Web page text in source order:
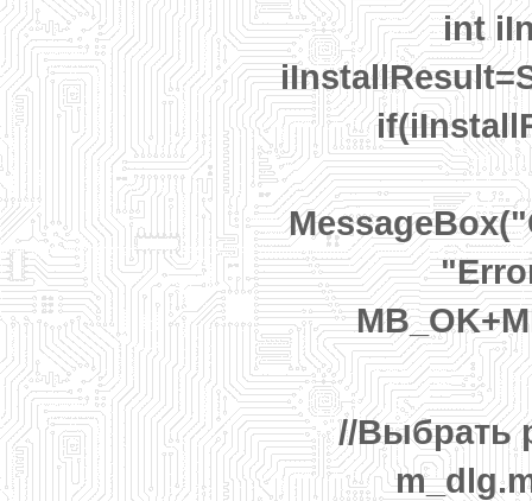
int
//Выбрать